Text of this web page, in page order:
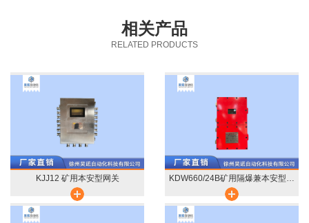
相关产品
RELATED PRODUCTS
KJJ12 矿用本安型网关 KDW660/24B矿用隔爆兼本安型多路直流稳压电源